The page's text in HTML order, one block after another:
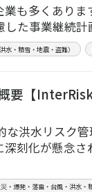
も多くあり
た事業継続計
水・積雪・地震・盗難）
要【
洪水リスク
刻化が懸念
・爆発・落雷・台風・洪水・